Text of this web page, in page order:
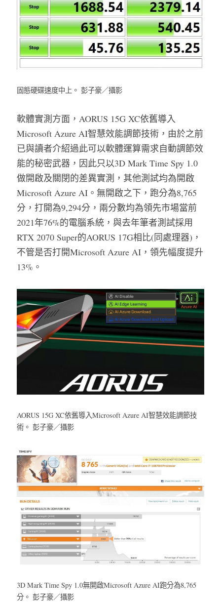
固態硬碟速度中上。 彭子豪／攝影
軟體實測方面，AORUS 15G XC依舊導入
Microsoft Azure AI智慧效能調節技術，由於之前
已與讀者介紹過此可以軟體運算需求自動調節效
能的秘密武器，因此只以3D Mark Time Spy 1.0
做開啟及關閉的差異實測，其他測試均為開啟
Microsoft Azure AI。無開啟之下，跑分為8,765
分，打開為9,294分，兩分數均為領先市場當前
2021年76%的電腦系統，與去年筆者測試採用
RTX 2070 Super的AORUS 17G相比(同處理器)，
不管是否打開Microsoft Azure AI，領先幅度提升
13%。
AORUS 15G XC依舊導入Microsoft Azure AI智慧效能調節技
術。 彭子豪／攝影
3D Mark Time Spy 1.0無開啟Microsoft Azure AI跑分為8,765
分。 彭子豪／攝影